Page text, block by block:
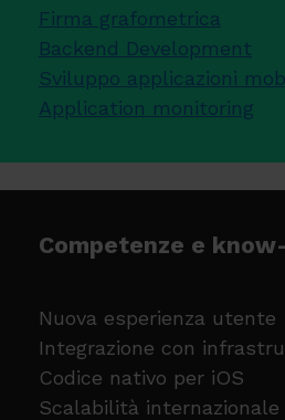
Firma grafometrica
Backend Development
Sviluppo applicazioni
Application monitoring
Competenze e
Nuova esperienza utente
Integrazione con
Codice nativo per iOS
Scalabilità internazionale